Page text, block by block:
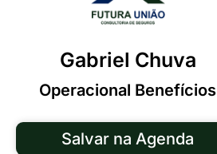
Gabriel Chuva
Operacional Benefícios
Salvar na Agenda